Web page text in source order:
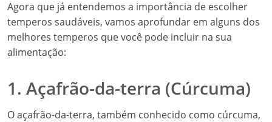
Agora que já entendemos a importância de escolher
temperos saudáveis, vamos aprofundar em alguns dos
melhores temperos que você pode incluir na sua
alimentação:
1. Açafrão-da-terra (Cúrcuma)
O açafrão-da-terra, também conhecido como cúrcuma,